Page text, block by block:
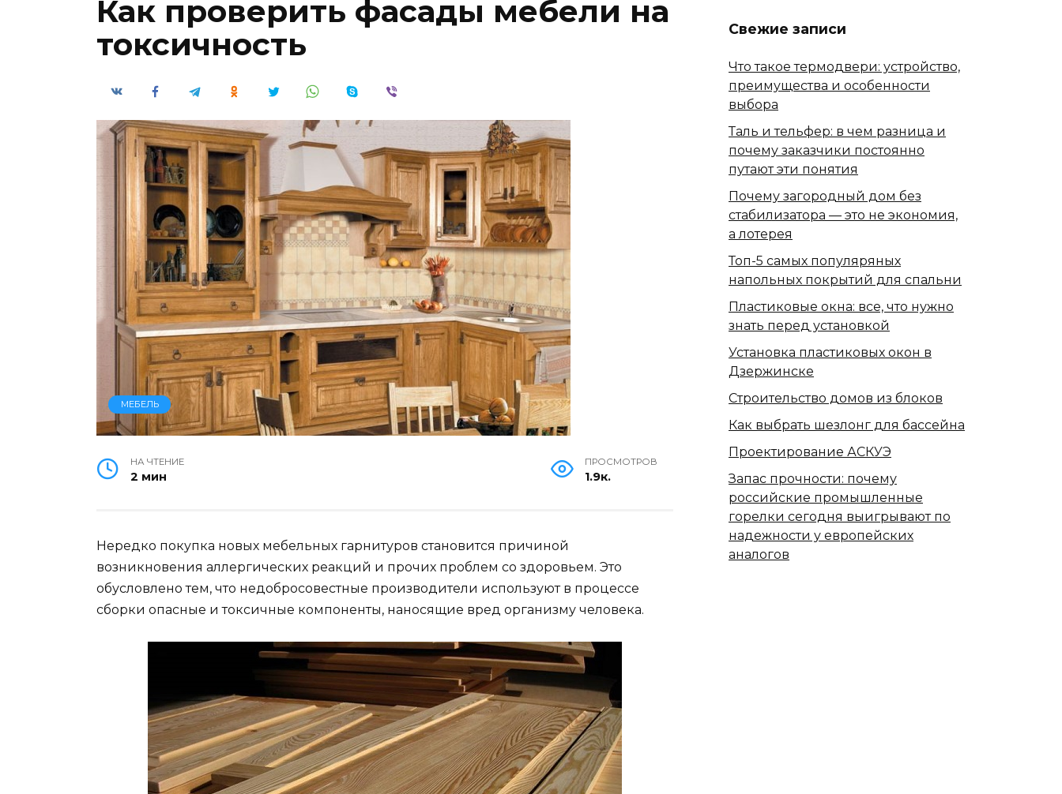
Как проверить фасады мебели на
токсичность
МЕБЕЛЬ
НА ЧТЕНИЕ
2 мин
ПРОСМОТРОВ
1.9к.
Нередко покупка новых мебельных гарнитуров становится причиной
возникновения аллергических реакций и прочих проблем со здоровьем. Это
обусловлено тем, что недобросовестные производители используют в процессе
сборки опасные и токсичные компоненты, наносящие вред организму человека.
Свежие записи
Что такое термодвери: устройство,
преимущества и особенности
выбора
Таль и тельфер: в чем разница и
почему заказчики постоянно
путают эти понятия
Почему загородный дом без
стабилизатора — это не экономия,
а лотерея
Топ-5 самых популяряных
напольных покрытий для спальни
Пластиковые окна: все, что нужно
знать перед установкой
Установка пластиковых окон в
Дзержинске
Строительство домов из блоков
Как выбрать шезлонг для бассейна
Проектирование АСКУЭ
Запас прочности: почему
российские промышленные
горелки сегодня выигрывают по
надежности у европейских
аналогов